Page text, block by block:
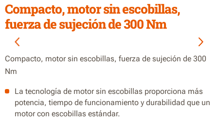
Compacto, motor sin escobillas,
fuerza de sujeción de 300 Nm
Compacto, motor sin escobillas, fuerza de sujeción de 300
Nm
La tecnología de motor sin escobillas proporciona más
potencia, tiempo de funcionamiento y durabilidad que un
motor con escobillas estándar.